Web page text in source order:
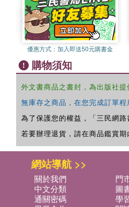
優惠方式： 加入即送50元購書金
購物須知
外文書商品之書封，為出版社
無庫存之商品，在您完成訂單
為了保護您的權益，「三民網路
若要辦理退貨，請在商品鑑賞
網站導航 >>
關於我們 門
中文分類
圖
通關密碼
學